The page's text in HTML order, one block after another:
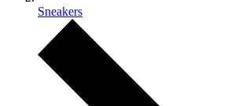
Sneakers